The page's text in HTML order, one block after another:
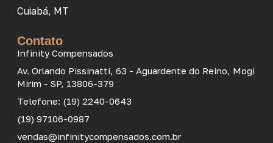
Cuiabá, MT
Contato
Infinity Compensados
Av. Orlando Pissinatti, 63 - Aguardente do Reino, Mogi
Mirim - SP, 13806-379
Telefone: (19) 2240-0643
(19) 97106-0987
vendas@infinitycompensados.com.br